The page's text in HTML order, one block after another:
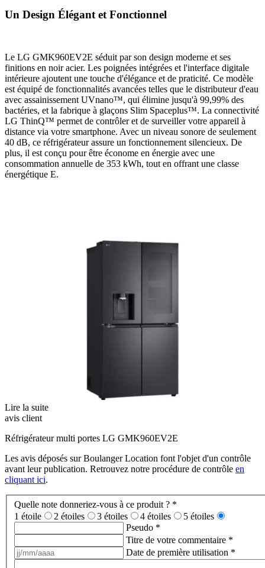
Un Design Élégant et Fonctionnel
Le LG GMK960EV2E séduit par son design moderne et ses
finitions en noir acier. Les poignées intégrées et l'interface digitale
intérieure ajoutent une touche d'élégance et de praticité. Ce modèle
est équipé de fonctionnalités avancées telles que le distributeur d'eau
avec assainissement UVnano™, qui élimine jusqu'à 99,99% des
bactéries, et la fabrique à glaçons Slim Spaceplus™. La connectivité
LG ThinQ™ permet de contrôler et de surveiller votre appareil à
distance via votre smartphone. Avec un niveau sonore de seulement
40 dB, ce réfrigérateur assure un fonctionnement silencieux. De
plus, il est conçu pour être économe en énergie avec une
consommation annuelle de 353 kWh, tout en offrant une classe
énergétique E.
Lire la suite
avis client
Réfrigérateur multi portes LG GMK960EV2E
Les avis déposés sur Boulanger Location font l'objet d'un contrôle
avant leur publication. Retrouvez notre procédure de contrôle en
cliquant ici.
Quelle note donneriez-vous à ce produit ? *
1 étoile
2 étoiles 3 étoiles 4 étoiles
5 étoiles
Pseudo *
Titre de votre commentaire *
Date de première utilisation *